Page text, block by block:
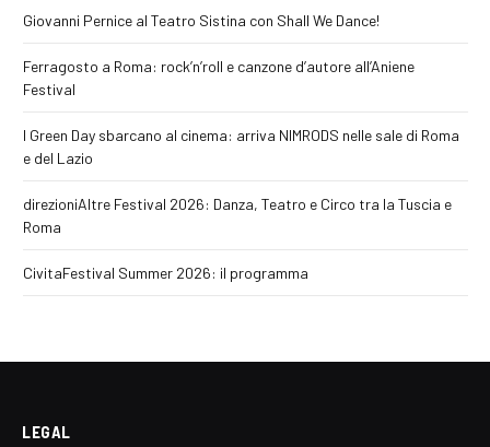
Giovanni Pernice al Teatro Sistina con Shall We Dance!
Ferragosto a Roma: rock’n’roll e canzone d’autore all’Aniene
Festival
I Green Day sbarcano al cinema: arriva NIMRODS nelle sale di Roma
e del Lazio
direzioniAltre Festival 2026: Danza, Teatro e Circo tra la Tuscia e
Roma
CivitaFestival Summer 2026: il programma
LEGAL